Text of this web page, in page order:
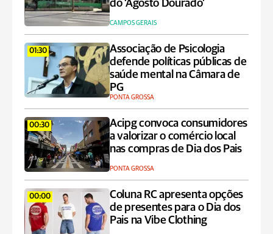
do ‘Agosto Dourado’
CAMPOS GERAIS
01:30
Associação de Psicologia
defende políticas públicas de
saúde mental na Câmara de
PG
PONTA GROSSA
00:30
Acipg convoca consumidores
a valorizar o comércio local
nas compras de Dia dos Pais
PONTA GROSSA
00:00
Coluna RC apresenta opções
de presentes para o Dia dos
Pais na Vibe Clothing